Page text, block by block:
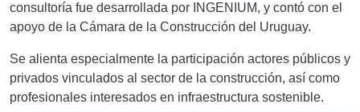
consultoría fue desarrollada por INGENIUM, y contó con el
apoyo de la Cámara de la Construcción del Uruguay.
Se alienta especialmente la participación actores públicos y
privados vinculados al sector de la construcción, así como
profesionales interesados en infraestructura sostenible.